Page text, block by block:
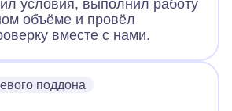
условия, выполнил работу
объёме и провёл
вместе с нами.
поддона